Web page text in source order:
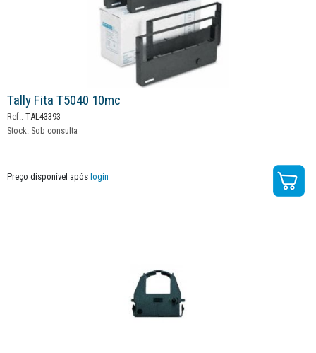
Tally Fita T5040 10mc
Ref.: TAL43393
Stock: Sob consulta
Preço disponível após login